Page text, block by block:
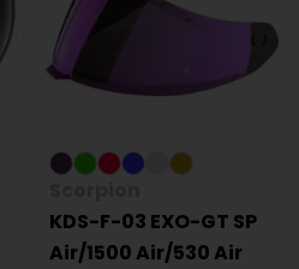
KDS-F-03 EXO-GT SP
Air/1500 Air/530 Air